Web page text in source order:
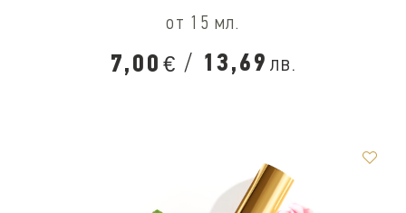
от 15 мл.
7,00 € / 13,69 лв.